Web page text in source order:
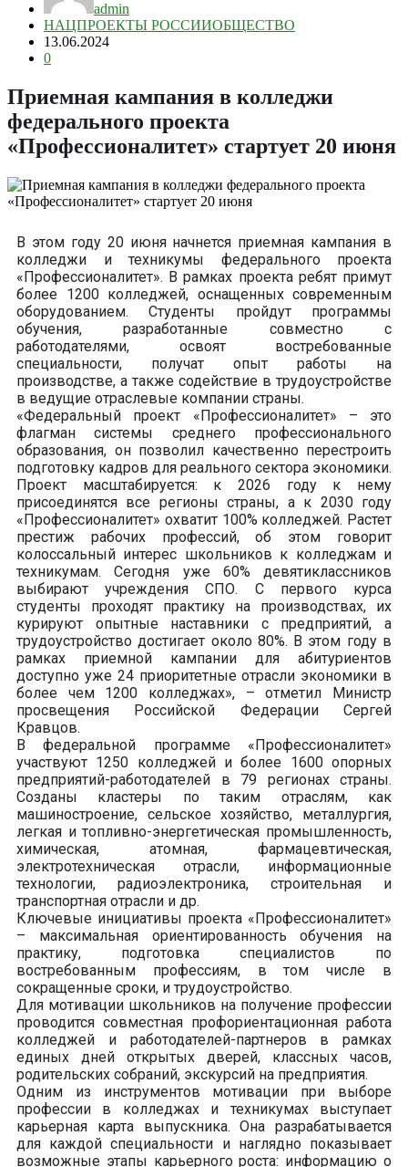
admin
НАЦПРОЕКТЫ РОССИИОБЩЕСТВО
13.06.2024
0
Приемная кампания в колледжи
федерального проекта
«Профессионалитет» стартует 20 июня
В этом году 20 июня начнется приемная кампания в
колледжи и техникумы федерального проекта
«Профессионалитет». В рамках проекта ребят примут
более 1200 колледжей, оснащенных современным
оборудованием. Студенты пройдут программы
обучения, разработанные совместно с
работодателями, освоят востребованные
специальности, получат опыт работы на
производстве, а также содействие в трудоустройстве
в ведущие отраслевые компании страны.
«Федеральный проект «Профессионалитет» – это
флагман системы среднего профессионального
образования, он позволил качественно перестроить
подготовку кадров для реального сектора экономики.
Проект масштабируется: к 2026 году к нему
присоединятся все регионы страны, а к 2030 году
«Профессионалитет» охватит 100% колледжей. Растет
престиж рабочих профессий, об этом говорит
колоссальный интерес школьников к колледжам и
техникумам. Сегодня уже 60% девятиклассников
выбирают учреждения СПО. С первого курса
студенты проходят практику на производствах, их
курируют опытные наставники с предприятий, а
трудоустройство достигает около 80%. В этом году в
рамках приемной кампании для абитуриентов
доступно уже 24 приоритетные отрасли экономики в
более чем 1200 колледжах», – отметил Министр
просвещения Российской Федерации Сергей
Кравцов.
В федеральной программе «Профессионалитет»
участвуют 1250 колледжей и более 1600 опорных
предприятий-работодателей в 79 регионах страны.
Созданы кластеры по таким отраслям, как
машиностроение, сельское хозяйство, металлургия,
легкая и топливно-энергетическая промышленность,
химическая, атомная, фармацевтическая,
электротехническая отрасли, информационные
технологии, радиоэлектроника, строительная и
транспортная отрасли и др.
Ключевые инициативы проекта «Профессионалитет»
– максимальная ориентированность обучения на
практику, подготовка специалистов по
востребованным профессиям, в том числе в
сокращенные сроки, и трудоустройство.
Для мотивации школьников на получение профессии
проводится совместная профориентационная работа
колледжей и работодателей-партнеров в рамках
единых дней открытых дверей, классных часов,
родительских собраний, экскурсий на предприятия.
Одним из инструментов мотивации при выборе
профессии в колледжах и техникумах выступает
карьерная карта выпускника. Она разрабатывается
для каждой специальности и наглядно показывает
возможные этапы карьерного роста: информацию о